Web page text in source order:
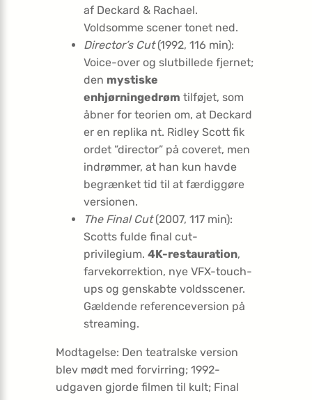
af Deckard & Rachael.
Voldsomme scener tonet ned.
Director’s Cut(1992, 116 min):
Voice-over og slutbillede fjernet;
den mystiske
enhjørningedrøm tilføjet, som
åbner for teorien om, at Deckard
er en replika nt. Ridley Scott fik
ordet ”director” på coveret, men
indrømmer, at han kun havde
begrænket tid til at færdiggøre
versionen.
The Final Cut(2007, 117 min):
Scotts fulde final cut-
privilegium. 4K-restauration,
farvekorrektion, nye VFX-touch-
ups og genskabte voldsscener.
Gældende referenceversion på
streaming.
Modtagelse: Den teatralske version
blev mødt med forvirring; 1992-
udgaven gjorde filmen til kult; Final